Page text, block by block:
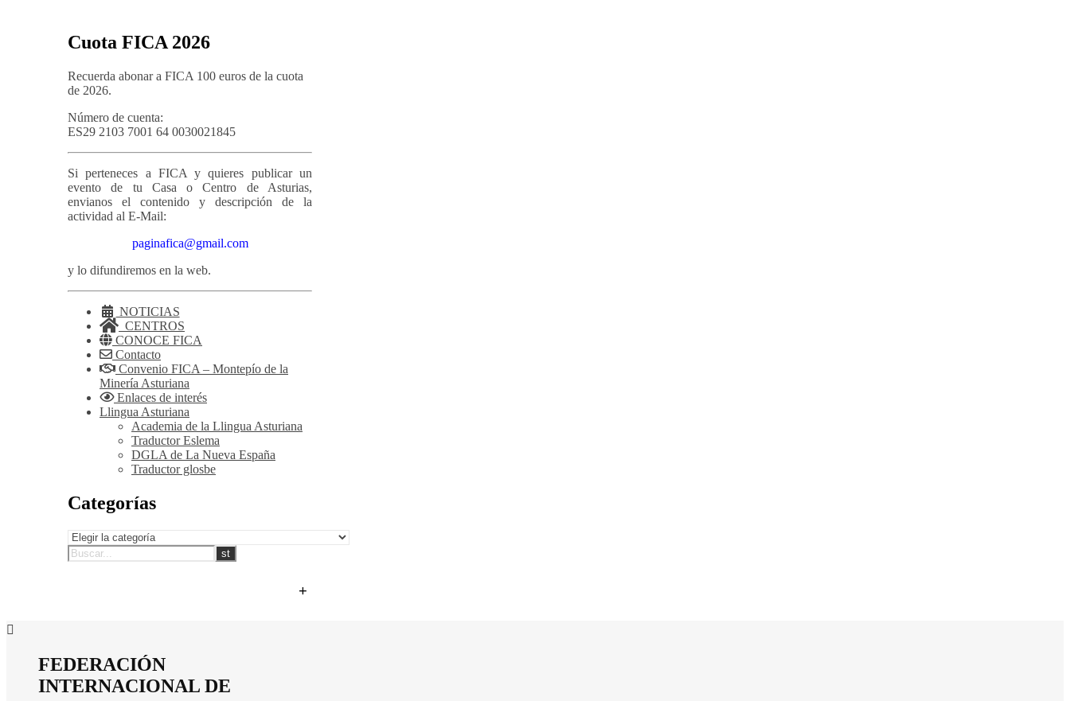
Cuota FICA 2026
Recuerda abonar a FICA 100 euros de la cuota
de 2026.
Número de cuenta:
ES29 2103 7001 64 0030021845
Si perteneces a FICA y quieres publicar un
evento de tu Casa o Centro de Asturias,
envianos el contenido y descripción de la
actividad al E-Mail:
paginafica@gmail.com
y lo difundiremos en la web.
NOTICIAS
CENTROS
CONOCE FICA
Contacto
Convenio FICA – Montepío de la
Minería Asturiana
Enlaces de interés
Llingua Asturiana
Academia de la Llingua Asturiana
Traductor Eslema
DGLA de La Nueva España
Traductor glosbe
Categorías
Categorías
+
FEDERACIÓN
INTERNACIONAL DE